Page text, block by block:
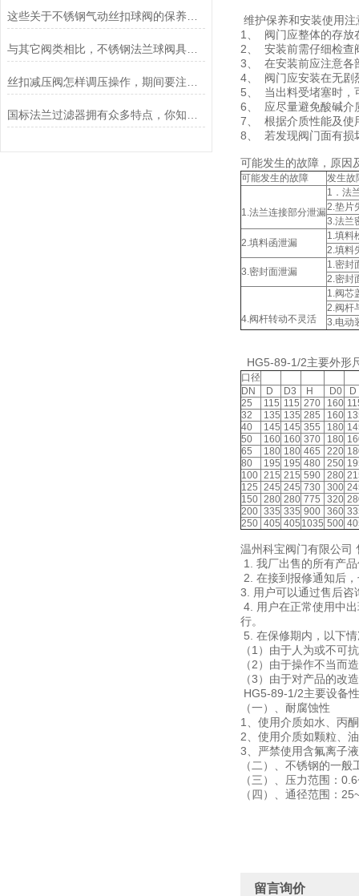
这些关于不锈钢气动丝扣球阀的保养常识，你一定要知道
与其它阀类相比，不锈钢法兰球阀具有6大优点
维护保养和安装使用注
1、 阀门应整体的存放
2、 安装前需仔细检查
3、 在安装前应注意各
4、 阀门应安装在无剧
5、 当出料受堵塞时，
6、 应尽量避免酸碱介
7、 根据介质性能及使
8、 若发现阀门面有损
可能发生的故障，原因
可能发生的故障 发生故
1.法兰连接部分泄漏
1．法
2.垫片
3.法兰
2.填料函泄漏
1.填料
2.填料
3.密封面泄漏
1.密封
2.密封
4.阀杆转动不灵活
1.阀芯
2.阀杆
3.电动
HG5-89-1/2主要外形
口径
DN
D D3 H D0
D
25
115 115 270 160
32
135 135 285 160
40
145 145 355 180
50
160 160 370 180
65
180 180 465 220
80
195 195 480 250
100 215 215 590 280
125 245 245 730 300
150 280 280 775 320
200 335 335 900 360
250 405 405 1035 500
温州科宝阀门有限公司
1. 我厂出售的所有产
2. 在接到报修通知后
3. 用户可以通过售后咨
4. 用户在正常使用中
行。
5. 在保修期内，以下
（1）由于人为或不可
（2）由于操作不当而
（3）由于对产品的改
HG5-89-1/2主要设备
（一）、耐腐蚀性
1、使用介质如水、丙
2、使用介质如颗粒、
3、严禁使用含氟离子
（二）、不锈钢的一
（三）、压力范围：
（四）、通径范围：
留言询价